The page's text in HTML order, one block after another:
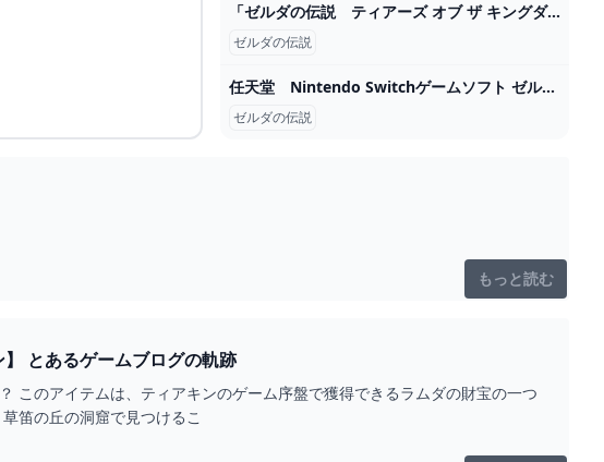
「ゼルダの伝説 ティアーズ オブ ザ キングダム」の特別セットが割引価格になるキャンペーンが本日5月28日まで（GAME Watch） - Yahoo!ニュース
ゼルダの伝説
任天堂 Nintendo Switchゲームソフト ゼルダの伝説 Tears of the Kingdom（ティアーズ オブ ザ キングダム） HAC-P-AXN7A の通販 カテゴリ：ゲーム 任天堂 Nintendo 家電通販のコジマネット - 全品代引き手数料無料
ゼルダの伝説
もっと読む
草笛の丘の洞窟のエレキガード装備ラバースーツ入手法【ティアキン】 とあるゲームブログの軌跡
このアイテムは、ティアキンのゲーム序盤で獲得できるラムダの財宝の一つ
笛の丘の洞窟で見つけるこ